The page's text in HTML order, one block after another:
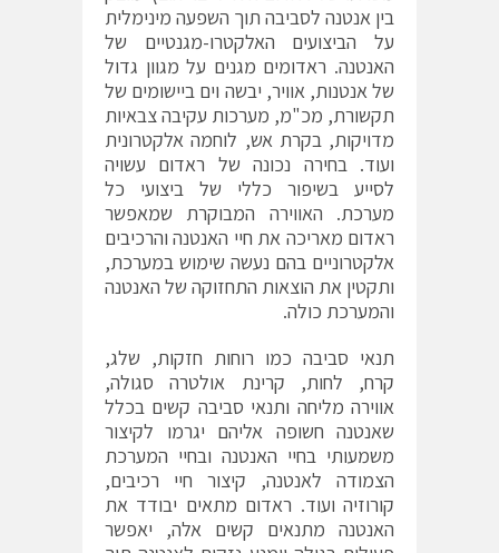
בין אנטנה לסביבה תוך השפעה מינימלית
על הביצועים האלקטרו-מגנטיים של
האנטנה. ראדומים מגנים על מגוון גדול
של אנטנות, אוויר, יבשה וים ביישומים של
תקשורת, מכ"מ, מערכות עקיבה צבאיות
מדויקות, בקרת אש, לוחמה אלקטרונית
ועוד. בחירה נכונה של ראדום עשויה
לסייע בשיפור כללי של ביצועי כל
מערכת. האווירה המבוקרת שמאפשר
ראדום מאריכה את חיי האנטנה והרכיבים
אלקטרוניים בהם נעשה שימוש במערכת,
ותקטין את הוצאות התחזוקה של האנטנה
והמערכת כולה.
תנאי סביבה כמו רוחות חזקות, שלג,
קרח, לחות, קרינת אולטרה סגולה,
אווירה מליחה ותנאי סביבה קשים בכלל
שאנטנה חשופה אליהם יגרמו לקיצור
משמעותי בחיי האנטנה ובחיי המערכת
הצמודה לאנטנה, קיצור חיי רכיבים,
קורוזיה ועוד. ראדום מתאים יבודד את
האנטנה מתנאים קשים אלה, יאפשר